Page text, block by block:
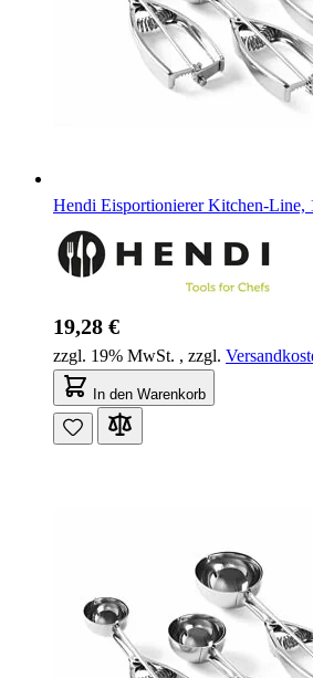
Hendi Eisportionierer Kitchen-Line,
19,28 €
zzgl. 19% MwSt. , zzgl.
In den Warenkorb